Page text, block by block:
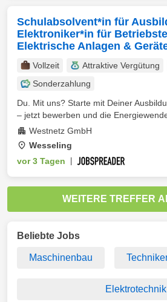
Schulabsolvent*in für
Elektroniker*in für
Elektrische Anlagen &
Vollzeit Attraktive Vergütung
Sonderzahlung
Du. Mit uns? Starte mit Deiner
– jetzt bewerben und die
Westnetz GmbH
Wesseling
vor 3 Tagen
WEITERE TREFFER
Beliebte Jobs
Maschinenbau
Elektrotechnik